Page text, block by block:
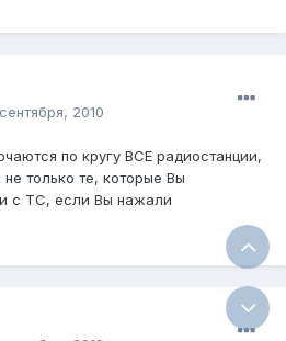
2010
по кругу ВСЕ радиостанции,
только те, которые Вы
с ТС, если Вы нажали